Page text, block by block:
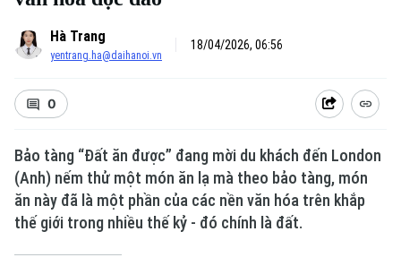
Xu hướng
Hà Trang
yentrang.ha@daihanoi.vn
18/04/2026, 06:56
0
Bảo tàng “Đất ăn được” đang mời du khách đến London
(Anh) nếm thử một món ăn lạ mà theo bảo tàng, món
ăn này đã là một phần của các nền văn hóa trên khắp
thế giới trong nhiều thế kỷ - đó chính là đất.